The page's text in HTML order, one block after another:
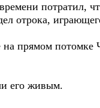
потратил,
отрока,
на прямом потомке
его живым.